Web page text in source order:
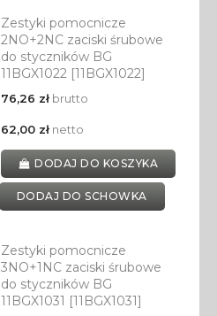
Zestyki pomocnicze
2NO+2NC zaciski śrubowe
do styczników BG
11BGX1022 [11BGX1022]
76,26 złbrutto
62,00 złnetto
DODAJ DO KOSZYKA
DODAJ DO SCHOWKA
Zestyki pomocnicze
3NO+1NC zaciski śrubowe
do styczników BG
11BGX1031 [11BGX1031]